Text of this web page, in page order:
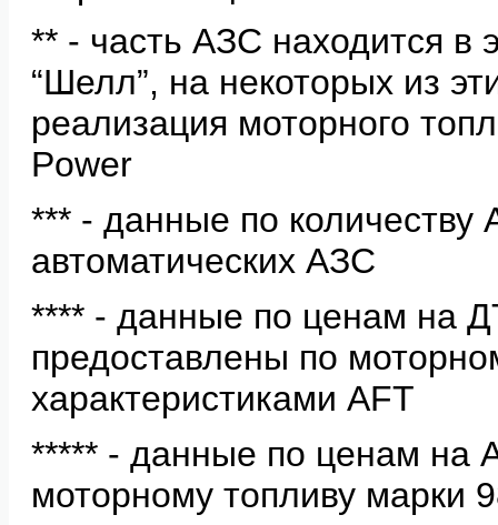
** - часть АЗС находится в
“Шелл”, на некоторых из
реализация моторного
Power
*** - данные по количеству
автоматических АЗС
**** - данные по ценам на
предоставлены по
характеристиками AFT
***** - данные по ценам на
моторному топливу марки